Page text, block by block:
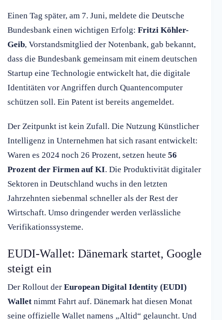
Einen Tag später, am 7. Juni, meldete die Deutsche
Bundesbank einen wichtigen Erfolg: Fritzi Köhler-
Geib, Vorstandsmitglied der Notenbank, gab bekannt,
dass die Bundesbank gemeinsam mit einem deutschen
Startup eine Technologie entwickelt hat, die digitale
Identitäten vor Angriffen durch Quantencomputer
schützen soll. Ein Patent ist bereits angemeldet.
Der Zeitpunkt ist kein Zufall. Die Nutzung Künstlicher
Intelligenz in Unternehmen hat sich rasant entwickelt:
Waren es 2024 noch 26 Prozent, setzen heute 56
Prozent der Firmen auf KI. Die Produktivität digitaler
Sektoren in Deutschland wuchs in den letzten
Jahrzehnten siebenmal schneller als der Rest der
Wirtschaft. Umso dringender werden verlässliche
Verifikationssysteme.
EUDI-Wallet: Dänemark startet, Google
steigt ein
Der Rollout der European Digital Identity (EUDI)
Wallet nimmt Fahrt auf. Dänemark hat diesen Monat
seine offizielle Wallet namens „Altid“ gelauncht. Und